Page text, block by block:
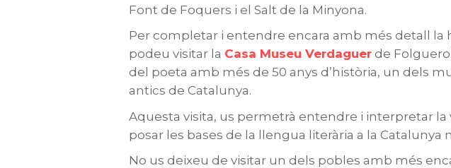
Font de Foquers i el Salt de la Minyona.
Per completar i entendre encara amb més detall la
podeu visitar la Casa Museu Verdaguer de
del poeta amb més de 50 anys d’història, un dels
antics de Catalunya.
Aquesta visita, us permetrà entendre i interpretar la
posar les bases de la llengua literària a la Catalunya
No us deixeu de visitar un dels pobles amb més